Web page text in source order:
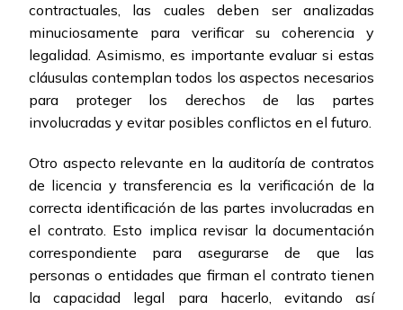
contractuales, las cuales deben ser analizadas
minuciosamente para verificar su coherencia y
legalidad. Asimismo, es importante evaluar si estas
cláusulas contemplan todos los aspectos necesarios
para proteger los derechos de las partes
involucradas y evitar posibles conflictos en el futuro.
Otro aspecto relevante en la auditoría de contratos
de licencia y transferencia es la verificación de la
correcta identificación de las partes involucradas en
el contrato. Esto implica revisar la documentación
correspondiente para asegurarse de que las
personas o entidades que firman el contrato tienen
la capacidad legal para hacerlo, evitando así